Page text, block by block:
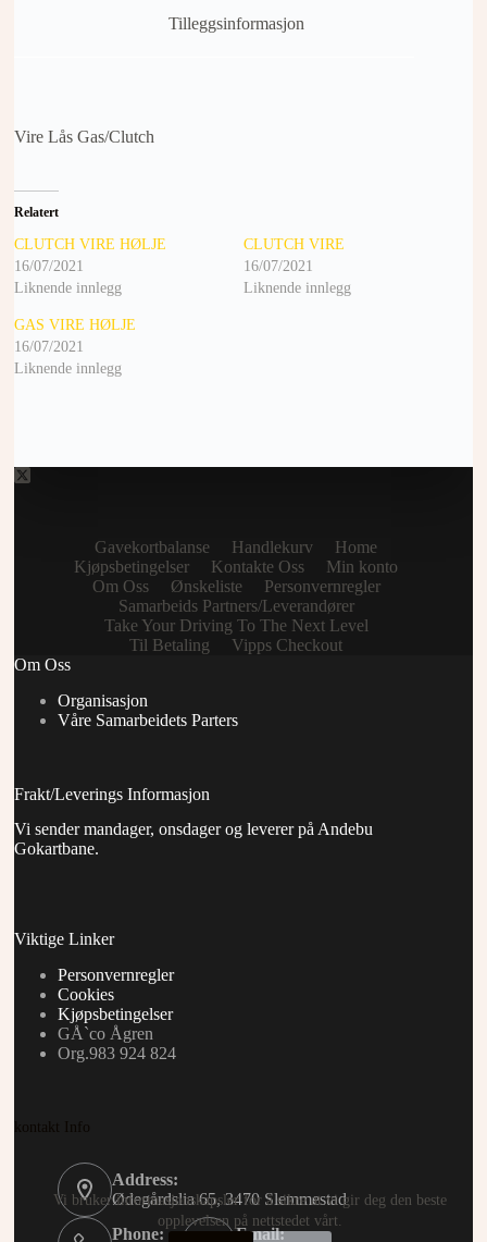
Vi bruker informasjonskapsler for å sikre at vi gir deg den beste
opplevelsen på nettstedet vårt.
Tilleggsinformasjon
Vire Lås Gas/Clutch
Relatert
CLUTCH VIRE HØLJE
16/07/2021
Liknende innlegg
CLUTCH VIRE
16/07/2021
Liknende innlegg
GAS VIRE HØLJE
16/07/2021
Liknende innlegg
Gavekortbalanse Handlekurv
Home
Kjøpsbetingelser
Kontakte Oss
Min konto
Om Oss
Ønskeliste
Personvernregler
Samarbeids Partners/Leverandører
Take Your Driving To The Next Level
Til Betaling
Vipps Checkout
Om Oss
Organisasjon
Våre Samarbeidets Parters
Frakt/Leverings Informasjon
Vi sender mandager, onsdager og leverer på Andebu
Gokartbane.
Viktige Linker
Personvernregler
Cookies
Kjøpsbetingelser
GÅ`co Ågren
Org.983 924 824
kontakt Info
Address:
Ødegårdslia 65, 3470 Slemmestad
Phone:
Email: